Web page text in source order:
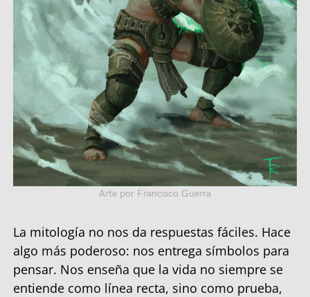
Arte por Francisco Guerra
La mitología no nos da respuestas fáciles. Hace
algo más poderoso: nos entrega símbolos para
pensar. Nos enseña que la vida no siempre se
entiende como línea recta, sino como prueba,